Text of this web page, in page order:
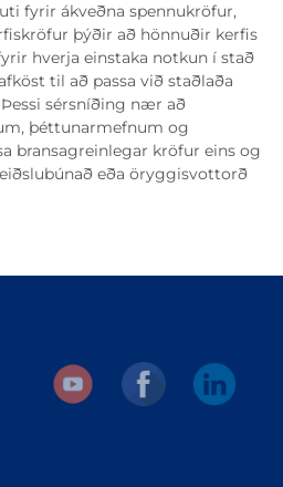
fyrir ákveðna spennukröfur,
þýðir að hönnuðir kerfis
hverja einstaka notkun í stað
til að passa við staðlaða
sérsníðing nær að
þéttunarmefnum og
bransagreinlegar kröfur eins og
eða öryggisvottorð